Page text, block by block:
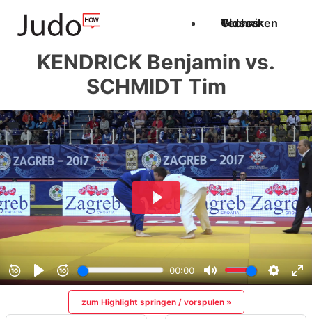
Techniken
Videos
Glossar
KENDRICK Benjamin vs.
SCHMIDT Tim
zum Highlight springen / vorspulen »